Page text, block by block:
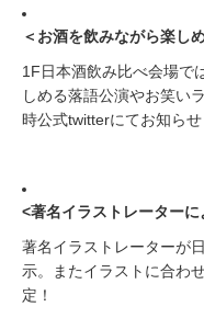
＜お酒を飲みながら楽し
1F日本酒飲み比べ会場で
しめる落語公演やお笑い
時公式twitterにてお知ら
<著名イラストレーター
著名イラストレーターが
示。またイラストに合わ
定！